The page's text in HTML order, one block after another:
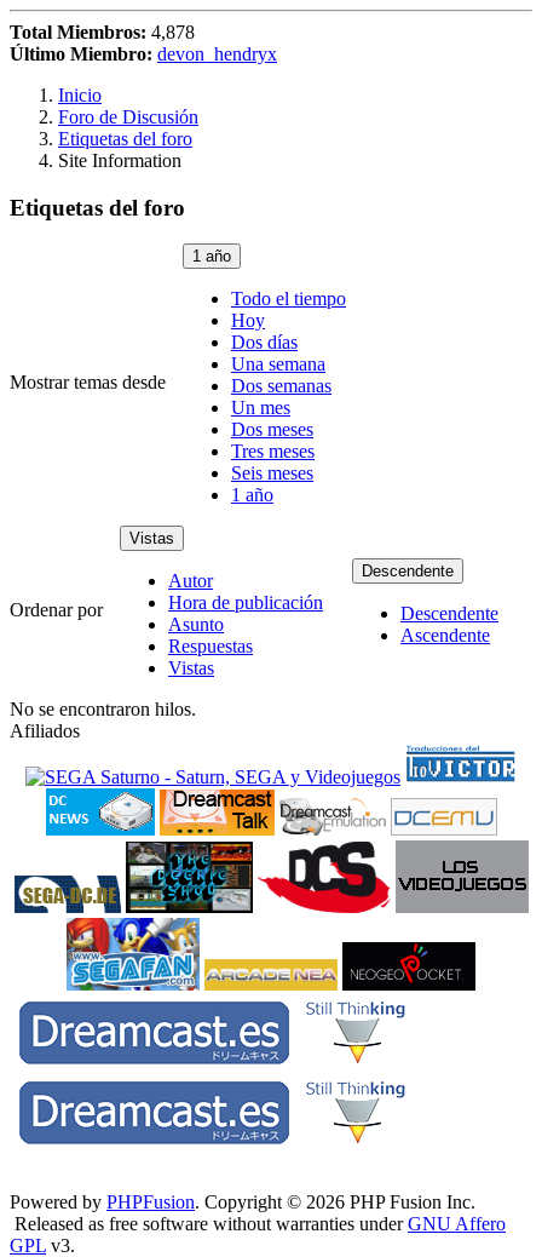
Total Miembros: 4,878
Último Miembro: devon_hendryx
Inicio
Foro de Discusión
Etiquetas del foro
Site Information
Etiquetas del foro
Mostrar temas desde
1 año
Todo el tiempo
Hoy
Dos días
Una semana
Dos semanas
Un mes
Dos meses
Tres meses
Seis meses
1 año
Ordenar por
Vistas
Autor
Hora de publicación
Asunto
Respuestas
Vistas
Descendente
Descendente
Ascendente
No se encontraron hilos.
Afiliados
Powered by PHPFusion. Copyright © 2026 PHP Fusion Inc.
Released as free software without warranties underGNU Affero
GPL v3.